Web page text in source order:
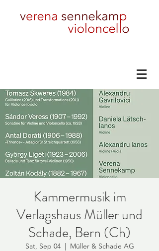
Kammermusik im
Verlagshaus Müller und
Schade, Bern (Ch)
Sat, Sep 04
  |
Müller & Schade AG